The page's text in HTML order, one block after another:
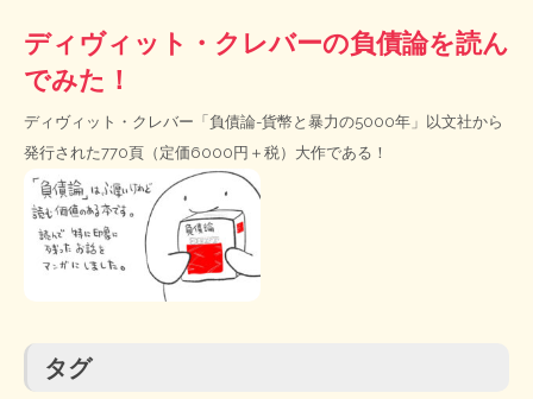
ディヴィット・クレバーの負債論を読ん
でみた！
ディヴィット・クレバー「負債論-貨幣と暴力の5000年」以文社から
発行された770頁（定価6000円＋税）大作である！
タグ